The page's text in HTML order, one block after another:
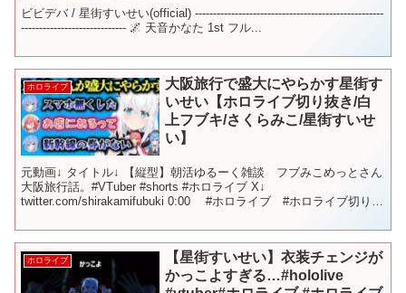
ビビデバ / 星街すいせい(official) ----------------------------------------------------
----------------------------- 🌌 天音かなた 1st フル...
ホロライブ
大阪旅行で盛大にやらかす星街す
いせい【ホロライブ切り抜き/白
上フブキ/さくらみこ/星街すいせ
い】
元動画↓ タイトル↓ 【縦型】朝活ゆるーく雑談 フブみこめっとさん
大阪旅行話。#VTuber #shorts #ホロライブ X↓
twitter.com/shirakamifubuki 0:00 #ホロライブ #ホロライブ切り抜
ホロライブ
【星街すいせい】衣装チェンジが
かっこよすぎる…#hololive